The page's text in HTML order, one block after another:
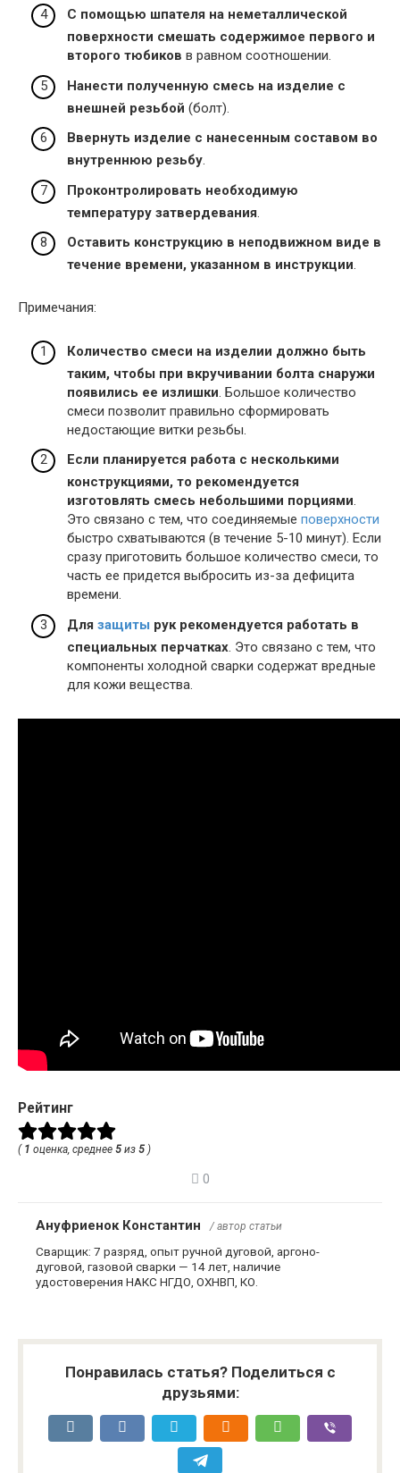
С помощью шпателя на неметаллической
поверхности смешать содержимое первого и
второго тюбиков в равном соотношении.
Нанести полученную смесь на изделие с
внешней резьбой (болт).
Ввернуть изделие с нанесенным составом во
внутреннюю резьбу.
Проконтролировать необходимую
температуру затвердевания
Оставить конструкцию в неподвижном виде в
течение времени, указанном в инструкции.
Примечания:
Количество смеси на изделии должно быть
таким, чтобы при вкручивании болта снаружи
появились ее излишки . Большое количество
смеси позволит правильно сформировать
недостающие витки резьбы.
Если планируется работа с несколькими
конструкциями, то рекомендуется
изготовлять смесь небольшими порциями.
Это связано с тем, что соединяемые поверхности
быстро схватываются (в течение 5-10 минут). Если
сразу приготовить большое количество смеси, то
часть ее придется выбросить из-за дефицита
времени.
Для защиты рук рекомендуется работать в
специальных перчатках . Это связано с тем, что
компоненты холодной сварки содержат вредные
для кожи вещества.
Рейтинг
( 1 оценка, среднее 5 из 5 )
0
Ануфриенок Константин / автор статьи
Сварщик: 7 разряд, опыт ручной дуговой, аргоно-
дуговой, газовой сварки — 14 лет, наличие
удостоверения НАКС НГДО, ОХНВП, КО.
Понравилась статья? Поделиться с
друзьями: